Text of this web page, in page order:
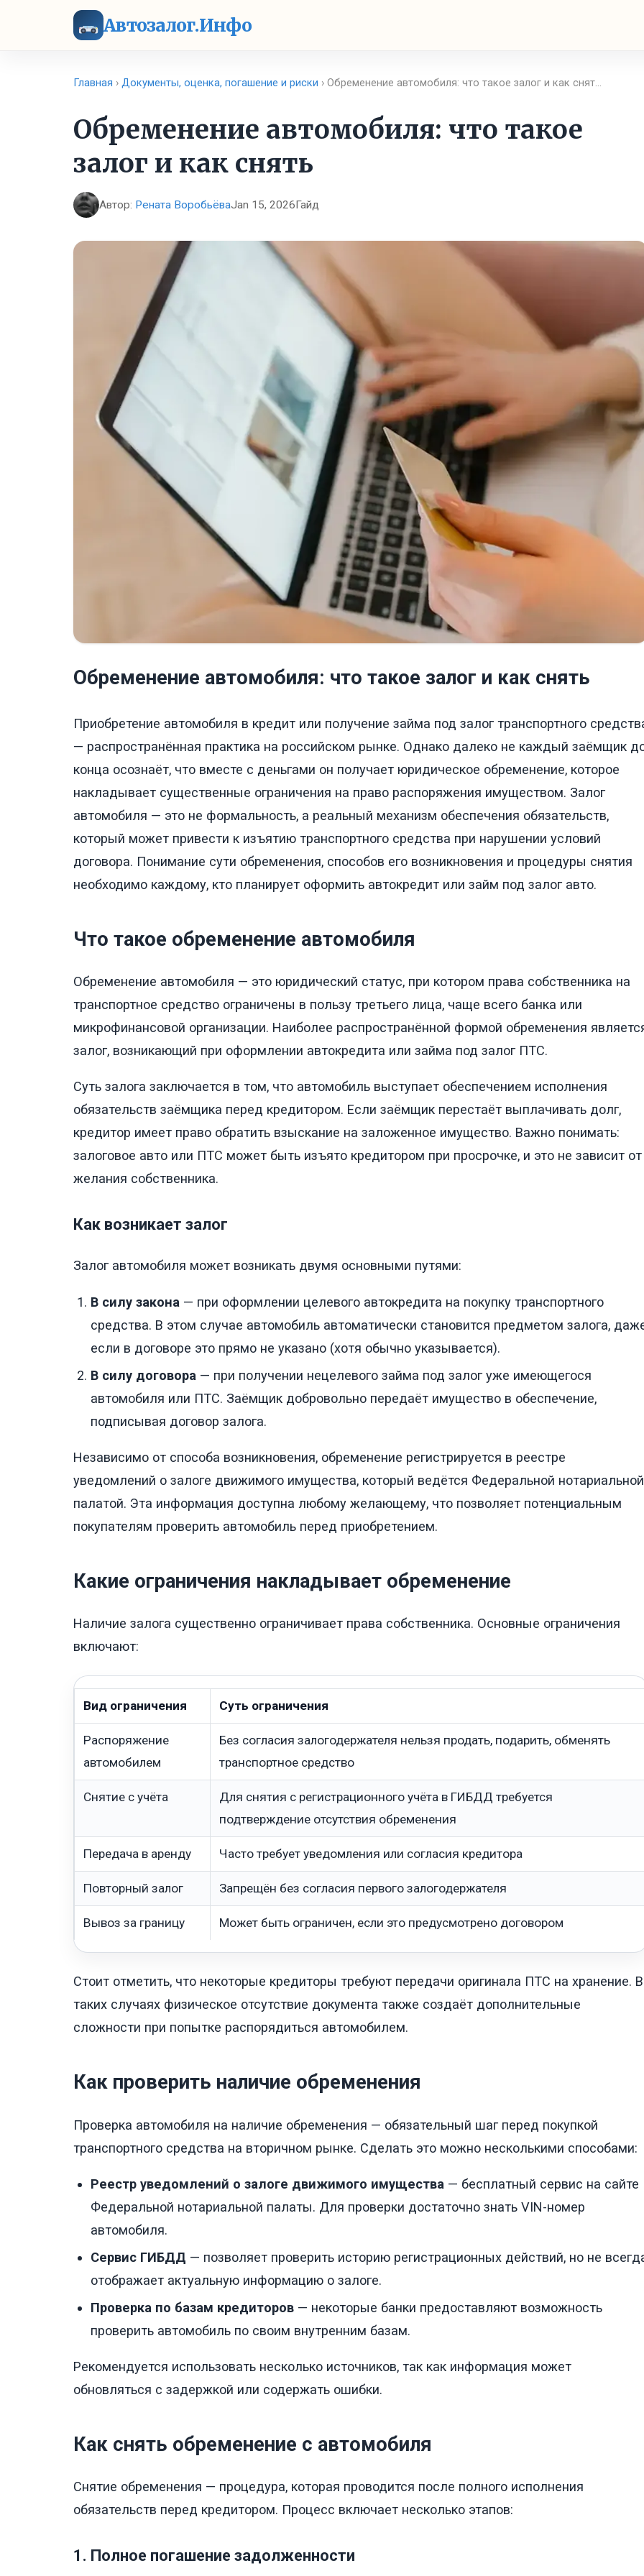
Автозалог.Инфо
Главная › Документы, оценка, погашение и риски › Обременение автомобиля: что такое залог и как снят…
Обременение автомобиля: что такое
залог и как снять
Автор: Рената ВоробьёваJan 15, 2026Гайд
Обременение автомобиля: что такое залог и как снять
Приобретение автомобиля в кредит или получение займа под залог транспортного
— распространённая практика на российском рынке. Однако далеко не каждый заёмщик
конца осознаёт, что вместе с деньгами он получает юридическое обременение, которое
накладывает существенные ограничения на право распоряжения имуществом. Залог
автомобиля — это не формальность, а реальный механизм обеспечения обязательств,
который может привести к изъятию транспортного средства при нарушении условий
договора. Понимание сути обременения, способов его возникновения и процедуры снятия
необходимо каждому, кто планирует оформить автокредит или займ под залог авто.
Что такое обременение автомобиля
Обременение автомобиля — это юридический статус, при котором права собственника на
транспортное средство ограничены в пользу третьего лица, чаще всего банка или
микрофинансовой организации. Наиболее распространённой формой обременения
залог, возникающий при оформлении автокредита или займа под залог ПТС.
Суть залога заключается в том, что автомобиль выступает обеспечением исполнения
обязательств заёмщика перед кредитором. Если заёмщик перестаёт выплачивать долг,
кредитор имеет право обратить взыскание на заложенное имущество. Важно понимать:
залоговое авто или ПТС может быть изъято кредитором при просрочке, и это не зависит от
желания собственника.
Как возникает залог
Залог автомобиля может возникать двумя основными путями:
В силу закона — при оформлении целевого автокредита на покупку транспортного
средства. В этом случае автомобиль автоматически становится предметом залога,
если в договоре это прямо не указано (хотя обычно указывается).
В силу договора — при получении нецелевого займа под залог уже имеющегося
автомобиля или ПТС. Заёмщик добровольно передаёт имущество в обеспечение,
подписывая договор залога.
Независимо от способа возникновения, обременение регистрируется в реестре
уведомлений о залоге движимого имущества, который ведётся Федеральной нотариальной
палатой. Эта информация доступна любому желающему, что позволяет потенциальным
покупателям проверить автомобиль перед приобретением.
Какие ограничения накладывает обременение
Наличие залога существенно ограничивает права собственника. Основные ограничения
включают:
Вид ограничения Суть ограничения
Распоряжение
автомобилем
Без согласия залогодержателя нельзя продать, подарить, обменять
транспортное средство
Снятие с учёта
Для снятия с регистрационного учёта в ГИБДД требуется
подтверждение отсутствия обременения
Передача в аренду Часто требует уведомления или согласия кредитора
Повторный залог Запрещён без согласия первого залогодержателя
Вывоз за границу Может быть ограничен, если это предусмотрено договором
Стоит отметить, что некоторые кредиторы требуют передачи оригинала ПТС на хранение. В
таких случаях физическое отсутствие документа также создаёт дополнительные
сложности при попытке распорядиться автомобилем.
Как проверить наличие обременения
Проверка автомобиля на наличие обременения — обязательный шаг перед покупкой
транспортного средства на вторичном рынке. Сделать это можно несколькими способами:
Реестр уведомлений о залоге движимого имущества — бесплатный сервис на сайте
Федеральной нотариальной палаты. Для проверки достаточно знать VIN-номер
автомобиля.
Сервис ГИБДД — позволяет проверить историю регистрационных действий, но не
отображает актуальную информацию о залоге.
Проверка по базам кредиторов — некоторые банки предоставляют возможность
проверить автомобиль по своим внутренним базам.
Рекомендуется использовать несколько источников, так как информация может
обновляться с задержкой или содержать ошибки.
Как снять обременение с автомобиля
Снятие обременения — процедура, которая проводится после полного исполнения
обязательств перед кредитором. Процесс включает несколько этапов:
1. Полное погашение задолженности